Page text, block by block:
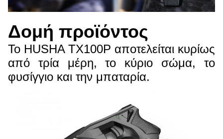
Δομή προϊόντος
Το HUSHA TX100P αποτελείται κυρίως
από τρία μέρη, το κύριο σώμα, το
φυσίγγιο και την μπαταρία.